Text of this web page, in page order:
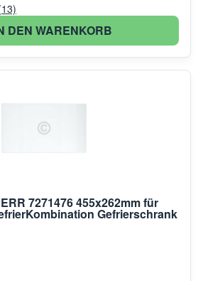
DEN WARENKORB
7271476 455x262mm für
Gefrierschrank